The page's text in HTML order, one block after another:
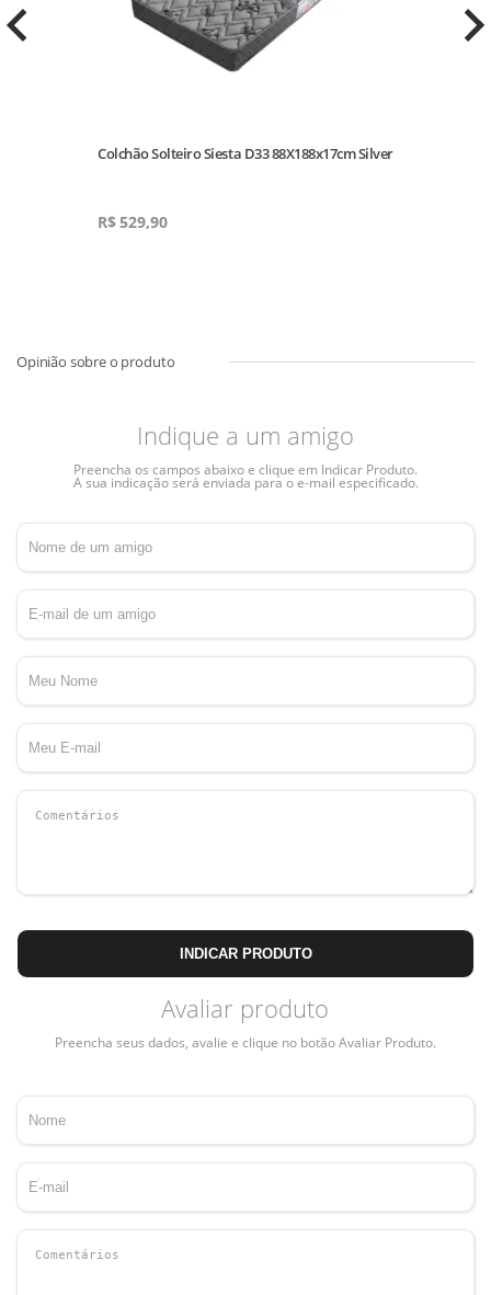
Colchão Solteiro Siesta D33 88X188x17cm Silver
R$529,90
Indique a um amigo
Preencha os campos abaixo e clique em Indicar Produto.
A sua indicação será enviada para o e-mail especificado.
INDICAR PRODUTO
Avaliar produto
Preencha seus dados, avalie e clique no botão Avaliar Produto.